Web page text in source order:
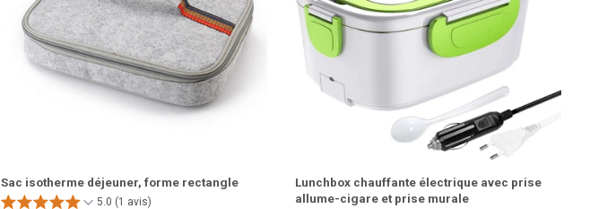
Sac isotherme déjeuner, forme rectangle
5.0 (1 avis)
Lunchbox chauffante électrique avec prise
allume-cigare et prise murale